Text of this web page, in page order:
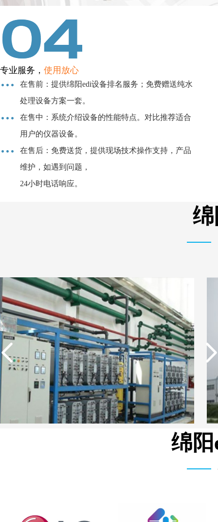
专业服务， 使用放心
在售前：提供绵阳edi设备排名服务；免费赠送纯水
处理设备方案一套。
在售中：系统介绍设备的性能特点。对比推荐适合
用户的仪器设备。
在售后：免费送货，提供现场技术操作支持，产品
维护，如遇到问题，
24小时电话响应。
绵